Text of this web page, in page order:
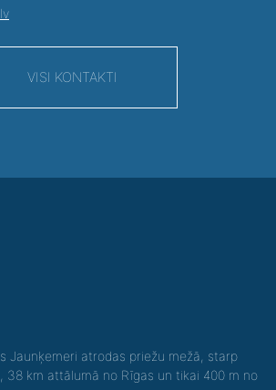
VISI KONTAKTI
Jaunķemeri atrodas priežu mežā, starp
38 km attālumā no Rīgas un tikai 400 m no